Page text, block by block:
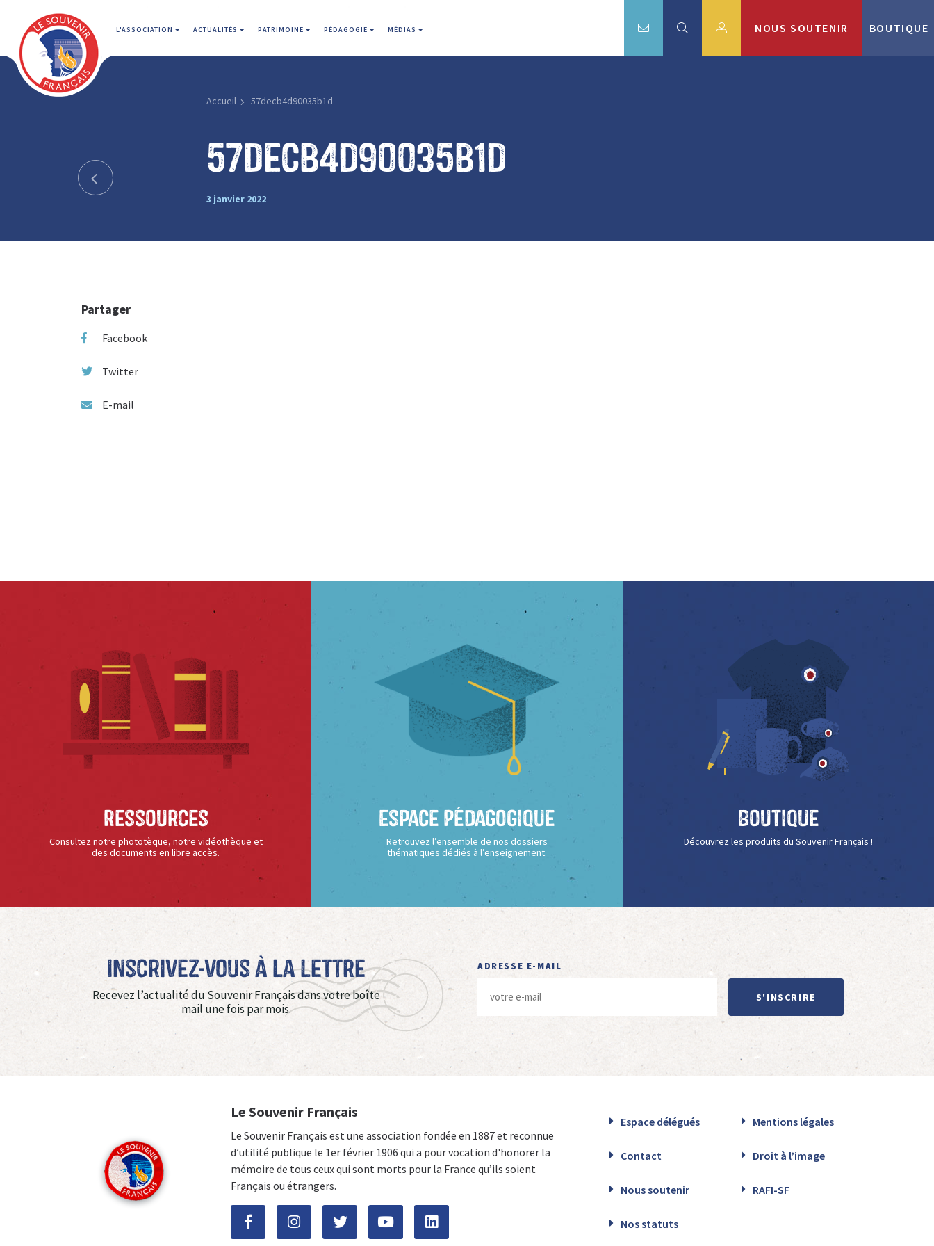
L'ASSOCIATION ACTUALITÉS PATRIMOINE PÉDAGOGIE MÉDIAS NOUS SOUTENIR BOUTIQUE
Accueil 57decb4d90035b1d
57decb4d90035b1d
3 janvier 2022
Partager
Facebook
Twitter
E-mail
Ressources
Consultez notre phototèque, notre vidéothèque et
des documents en libre accès.
Espace Pédagogique
Retrouvez l’ensemble de nos dossiers
thématiques dédiés à l’enseignement.
Boutique
Découvrez les produits du Souvenir Français !
Inscrivez-vous à La Lettre
Recevez l’actualité du Souvenir Français dans votre boîte
mail une fois par mois.
ADRESSE E-MAIL
S'INSCRIRE
Le Souvenir Français
Le Souvenir Français est une association fondée en 1887 et reconnue
d’utilité publique le 1er février 1906 qui a pour vocation d'honorer la
mémoire de tous ceux qui sont morts pour la France qu’ils soient
Français ou étrangers.
Espace délégués Mentions légales
Contact Droit à l’image
Nous soutenir RAFI-SF
Nos statuts